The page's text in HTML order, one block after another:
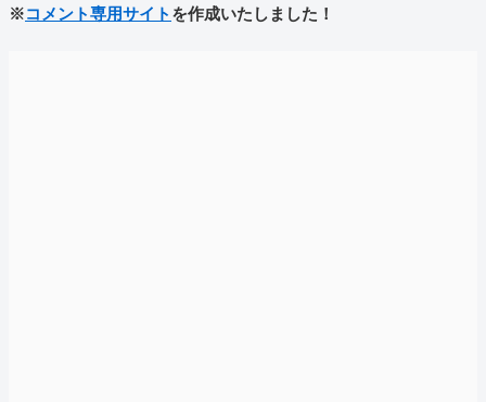
※コメント専用サイト を作成いたしました！